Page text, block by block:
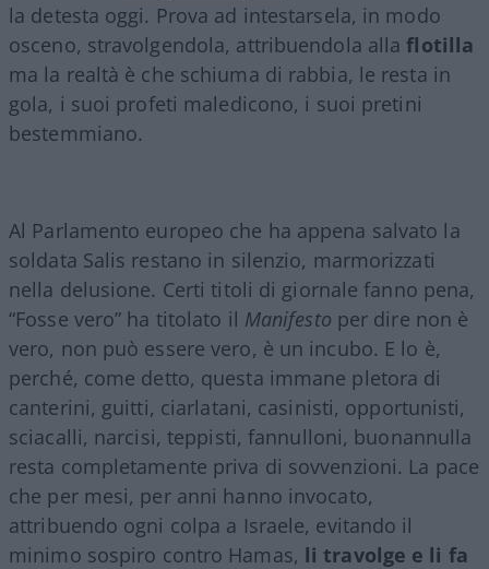
la detesta oggi. Prova ad intestarsela, in modo
osceno, stravolgendola, attribuendola allaflotilla
ma la realtà è che schiuma di rabbia, le resta in
gola, i suoi profeti maledicono, i suoi pretini
bestemmiano.
Al Parlamento europeo che ha appena salvato la
soldata Salis restano in silenzio, marmorizzati
nella delusione. Certi titoli di giornale fanno pena,
“Fosse vero” ha titolato il Manifesto per dire non è
vero, non può essere vero, è un incubo. E lo è,
perché, come detto, questa immane pletora di
canterini, guitti, ciarlatani, casinisti, opportunisti,
sciacalli, narcisi, teppisti, fannulloni, buonannulla
resta completamente priva di sovvenzioni. La pace
che per mesi, per anni hanno invocato,
attribuendo ogni colpa a Israele, evitando il
minimo sospiro contro Hamas, li travolge e li fa